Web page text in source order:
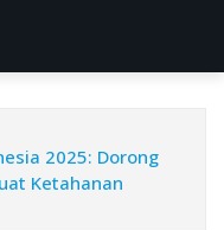
2025: Dorong
Ketahanan